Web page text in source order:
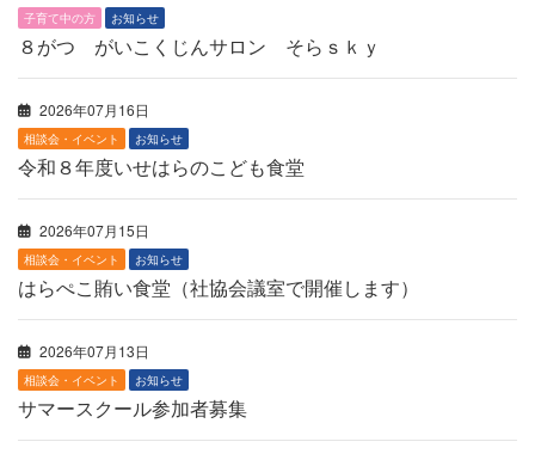
子育て中の方 お知らせ
８がつ がいこくじんサロン そらｓｋｙ
2026年07月16日
相談会・イベント お知らせ
令和８年度いせはらのこども食堂
2026年07月15日
相談会・イベント お知らせ
はらぺこ賄い食堂（社協会議室で開催します）
2026年07月13日
相談会・イベント お知らせ
サマースクール参加者募集